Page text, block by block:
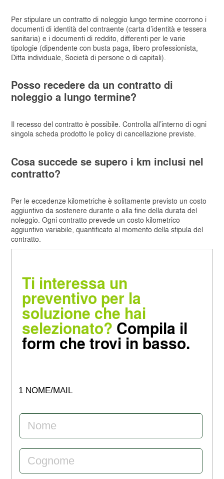
Per stipulare un contratto di noleggio lungo termine ccorrono i
documenti di identità del contraente (carta d’identità e tessera
sanitaria) e i documenti di reddito, differenti per le varie
tipologie (dipendente con busta paga, libero professionista,
Ditta individuale, Società di persone o di capitali).
Posso recedere da un contratto di
noleggio a lungo termine?
Il recesso del contratto è possibile. Controlla all’interno di ogni
singola scheda prodotto le policy di cancellazione previste.
Cosa succede se supero i km inclusi nel
contratto?
Per le eccedenze kilometriche è solitamente previsto un costo
aggiuntivo da sostenere durante o alla fine della durata del
noleggio. Ogni contratto prevede un costo kilometrico
aggiuntivo variabile, quantificato al momento della stipula del
contratto.
Ti interessa un
preventivo per la
soluzione che hai
selezionato? Compila il
form che trovi in basso.
1 NOME/MAIL